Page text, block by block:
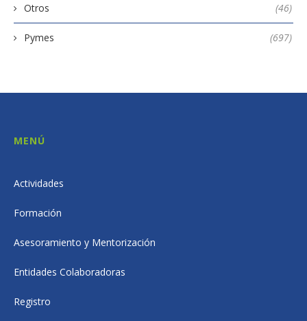
Otros (46)
Pymes (697)
MENÚ
Actividades
Formación
Asesoramiento y Mentorización
Entidades Colaboradoras
Registro